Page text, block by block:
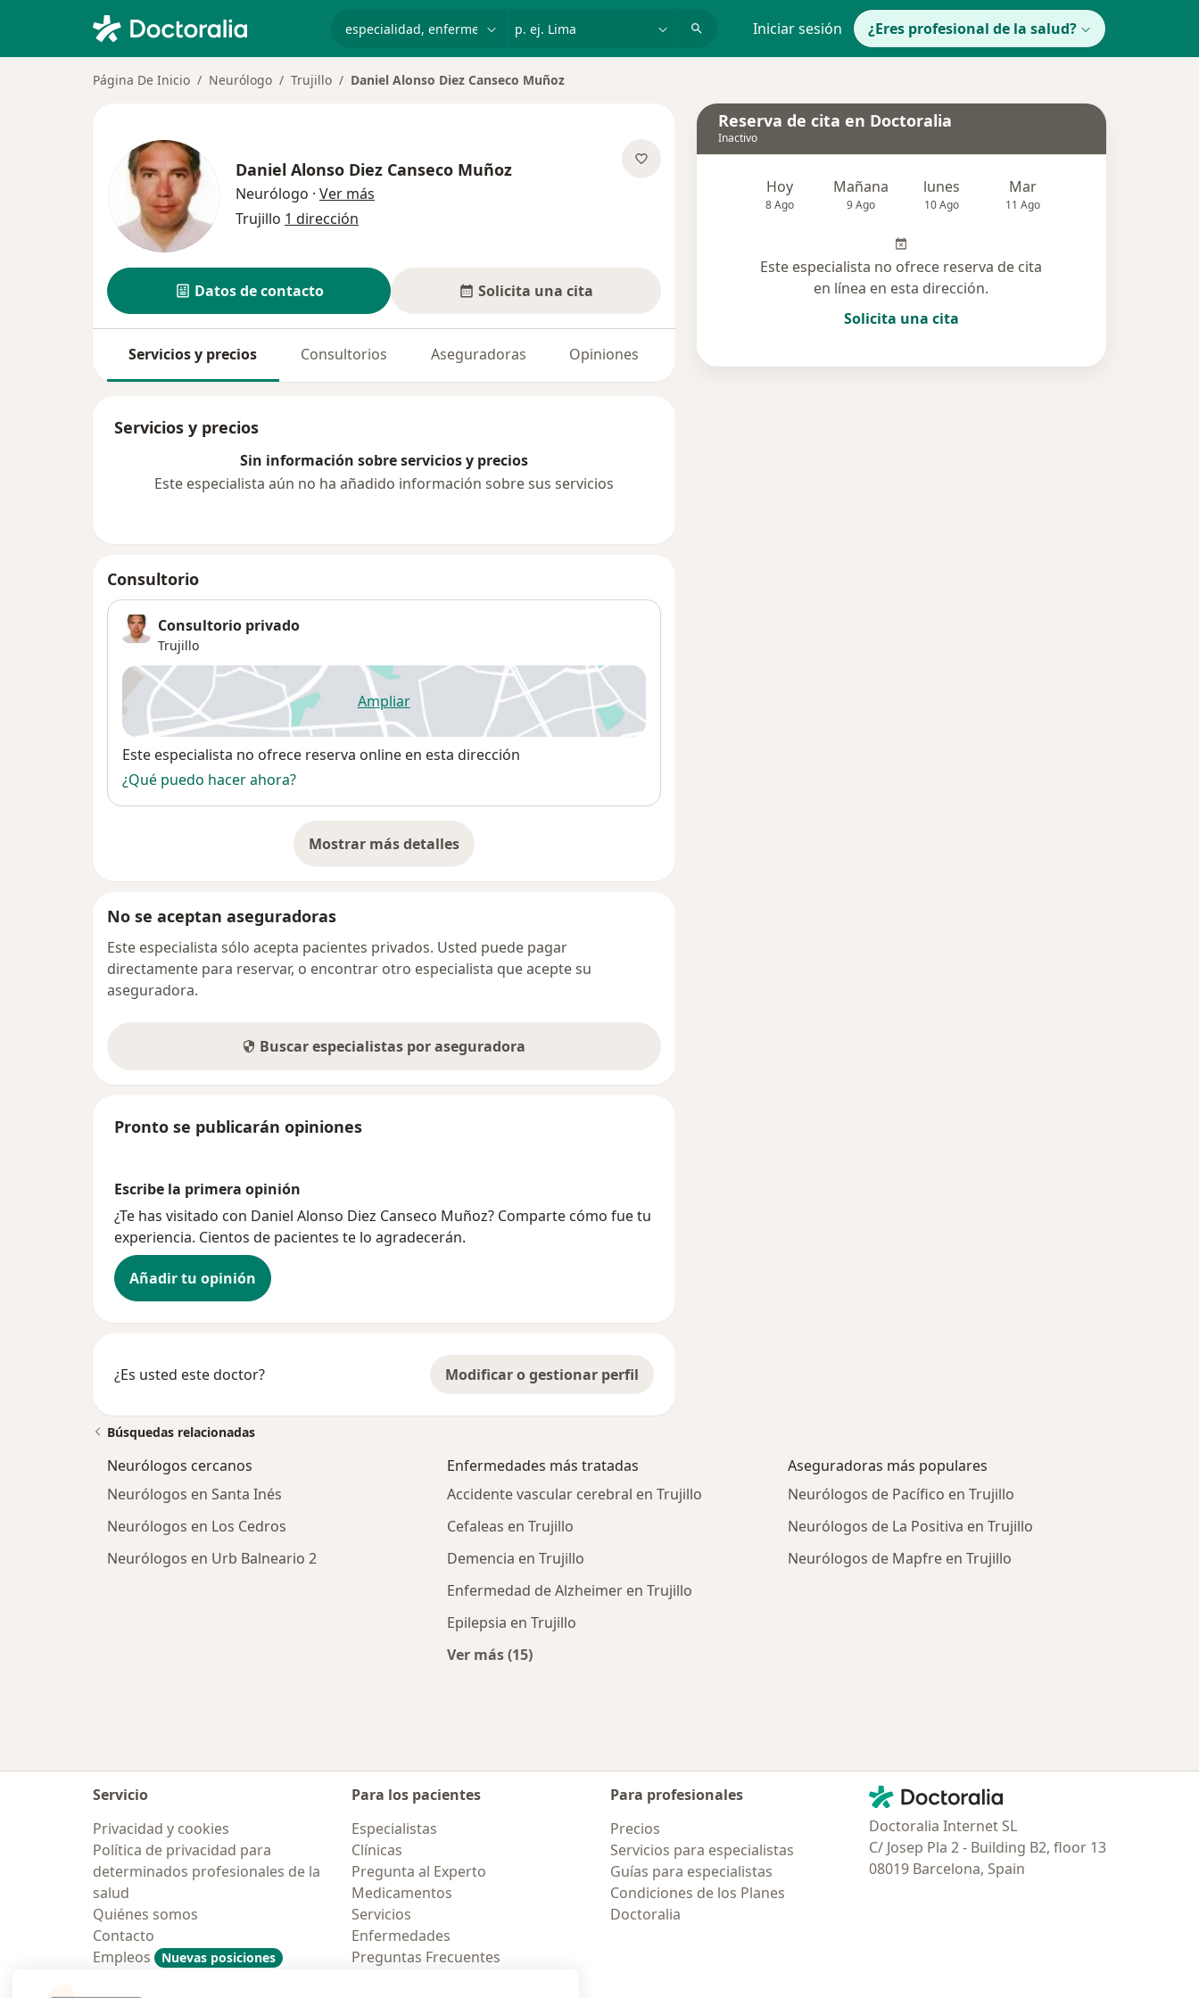
Iniciar sesión ¿Eres profesional de la salud?
Página De Inicio Neurólogo Trujillo Daniel Alonso Diez Canseco Muñoz
Daniel Alonso Diez Canseco Muñoz
Neurólogo · Ver más
Trujillo 1 dirección
Datos de contacto Solicita una cita
Servicios y precios Consultorios Aseguradoras Opiniones
Servicios y precios
Sin información sobre servicios y precios
Este especialista aún no ha añadido información sobre sus servicios
Consultorio
Consultorio privado
Trujillo
Ampliarse abre en una nueva pestaña
Disponibilidad
Este especialista no ofrece reserva online en esta dirección
¿Qué puedo hacer ahora?
Mostrar más detalles
sobre la dirección
No se aceptan aseguradoras
Este especialista sólo acepta pacientes privados. Usted puede pagar
directamente para reservar, o encontrar otro especialista que acepte su
aseguradora.
Buscar especialistas por aseguradora
Pronto se publicarán opiniones
Escribe la primera opinión
¿Te has visitado con Daniel Alonso Diez Canseco Muñoz? Comparte cómo fue tu
experiencia. Cientos de pacientes te lo agradecerán.
Añadir tu opinión
¿Es usted este doctor? Modificar o gestionar perfil
Reserva de cita en Doctoralia
Inactivo
Hoy
8 Ago
Mañana
9 Ago
lunes
10 Ago
Mar
11 Ago
Este especialista no ofrece reserva de cita
en línea en esta dirección.
Solicita una cita
Búsquedas relacionadas
Neurólogos cercanos
Neurólogos en Santa Inés
Neurólogos en Los Cedros
Neurólogos en Urb Balneario 2
Enfermedades más tratadas
Accidente vascular cerebral en Trujillo
Cefaleas en Trujillo
Demencia en Trujillo
Enfermedad de Alzheimer en Trujillo
Epilepsia en Trujillo
Ver más (15)
Aseguradoras más populares
Neurólogos de Pacífico en Trujillo
Neurólogos de La Positiva en Trujillo
Neurólogos de Mapfre en Trujillo
Servicio
Privacidad y cookies
Política de privacidad para
determinados profesionales de la
salud
Quiénes somos
Contacto
Empleos
Nuevas posiciones
Para los pacientes
Especialistas
Clínicas
Pregunta al Experto
Medicamentos
Servicios
Enfermedades
Preguntas Frecuentes
Para profesionales
Precios
Servicios para especialistas
Guías para especialistas
Condiciones de los Planes
Doctoralia
Contacto
Doctoralia - Página de inicio
Doctoralia Internet SL
C/ Josep Pla 2 - Building B2, floor 13
08019 Barcelona, Spain